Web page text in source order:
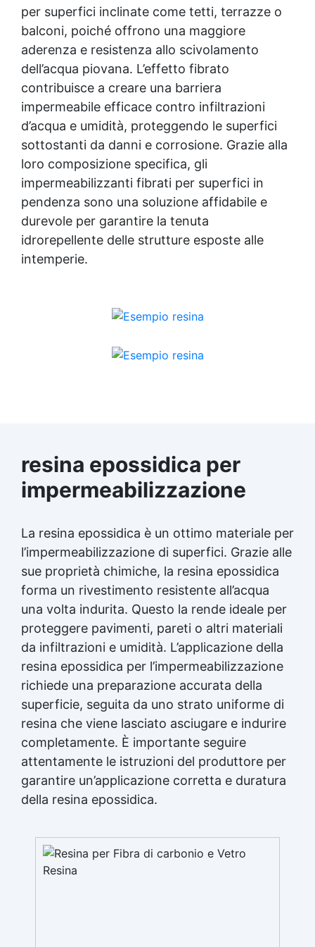
riparazione vetro Riparazione con vetroresina
Riparare la vetroresina Come riparare la
vetroresina Riparazione vetroresina fai da te
Resina per vetroresina Resina fibra di vetro Kit
riparazione vetroresina Kit per riparazione
vetroresina Kit vetroresina per carrozzeria Kit
vetroresina per plastica Resina per riparazione
vetro Resina riparazione plastica See all
articles →
per superfici inclinate come tetti, terrazze o
balconi, poiché offrono una maggiore
aderenza e resistenza allo scivolamento
dell’acqua piovana. L’effetto fibrato
contribuisce a creare una barriera
impermeabile efficace contro infiltrazioni
d’acqua e umidità, proteggendo le superfici
sottostanti da danni e corrosione. Grazie alla
loro composizione specifica, gli
impermeabilizzanti fibrati per superfici in
pendenza sono una soluzione affidabile e
durevole per garantire la tenuta
idrorepellente delle strutture esposte alle
intemperie.
resina epossidica per
impermeabilizzazione
La resina epossidica è un ottimo materiale per
l’impermeabilizzazione di superfici. Grazie alle
sue proprietà chimiche, la resina epossidica
forma un rivestimento resistente all’acqua
una volta indurita. Questo la rende ideale per
proteggere pavimenti, pareti o altri materiali
da infiltrazioni e umidità. L’applicazione della
resina epossidica per l’impermeabilizzazione
richiede una preparazione accurata della
superficie, seguita da uno strato uniforme di
resina che viene lasciato asciugare e indurire
completamente. È importante seguire
attentamente le istruzioni del produttore per
garantire un’applicazione corretta e duratura
della resina epossidica.